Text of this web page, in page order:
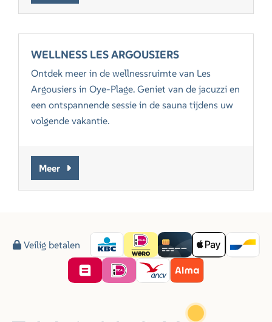
WELLNESS LES ARGOUSIERS
Ontdek meer in de wellnessruimte van Les
Argousiers in Oye-Plage. Geniet van de jacuzzi en
een ontspannende sessie in de sauna tijdens uw
volgende vakantie.
Meer
Veilig betalen